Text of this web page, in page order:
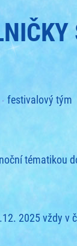
festivalový tým
tématikou
2025 vždy v